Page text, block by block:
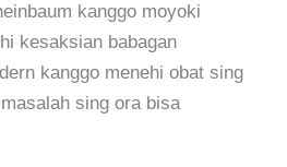
kanggo moyoki
kesaksian babagan
kanggo menehi obat sing
sing ora bisa